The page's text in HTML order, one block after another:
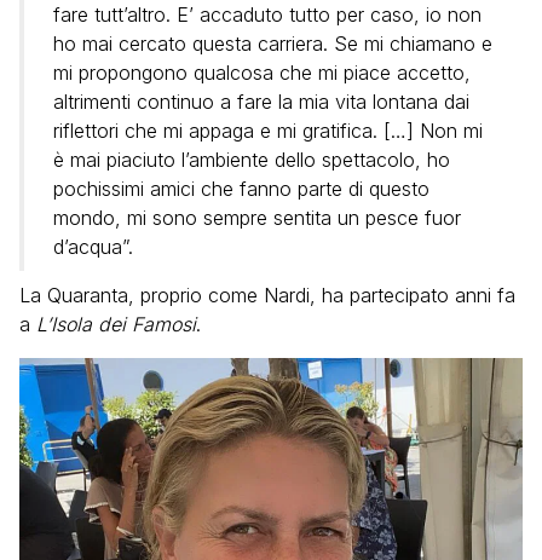
fare tutt’altro. E’ accaduto tutto per caso, io non
ho mai cercato questa carriera. Se mi chiamano e
mi propongono qualcosa che mi piace accetto,
altrimenti continuo a fare la mia vita lontana dai
riflettori che mi appaga e mi gratifica. […] Non mi
è mai piaciuto l’ambiente dello spettacolo, ho
pochissimi amici che fanno parte di questo
mondo, mi sono sempre sentita un pesce fuor
d’acqua”.
La Quaranta, proprio come Nardi, ha partecipato anni fa
a L’Isola dei Famosi.